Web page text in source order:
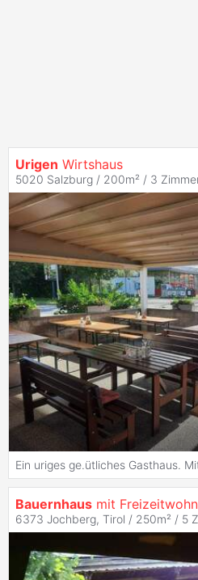
Urigen Wirtshaus
5020 Salzburg / 200m² / 3
Ein uriges ge.ütliches Gasthaus.
Bauernhaus mit
6373 Jochberg, Tirol / 250m² / 5